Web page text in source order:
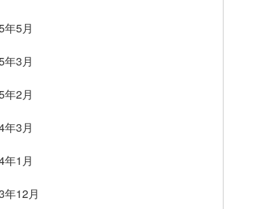
年5月
年3月
年2月
年3月
年1月
年12月